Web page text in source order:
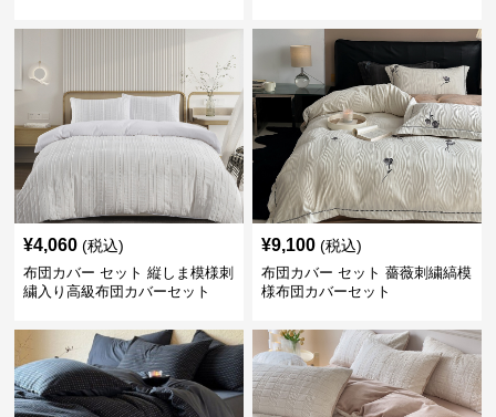
¥4,060 (税込)
布団カバー セット 縦しま模様刺
繍入り高級布団カバーセット
¥9,100 (税込)
布団カバー セット 薔薇刺繍縞模
様布団カバーセット